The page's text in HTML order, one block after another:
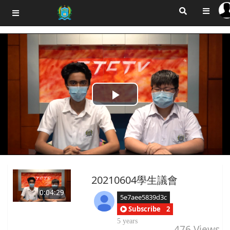
Play
Video
0:04:29
20210604學生議會
5e7aee5839d3c
Subscribe
2
5 years